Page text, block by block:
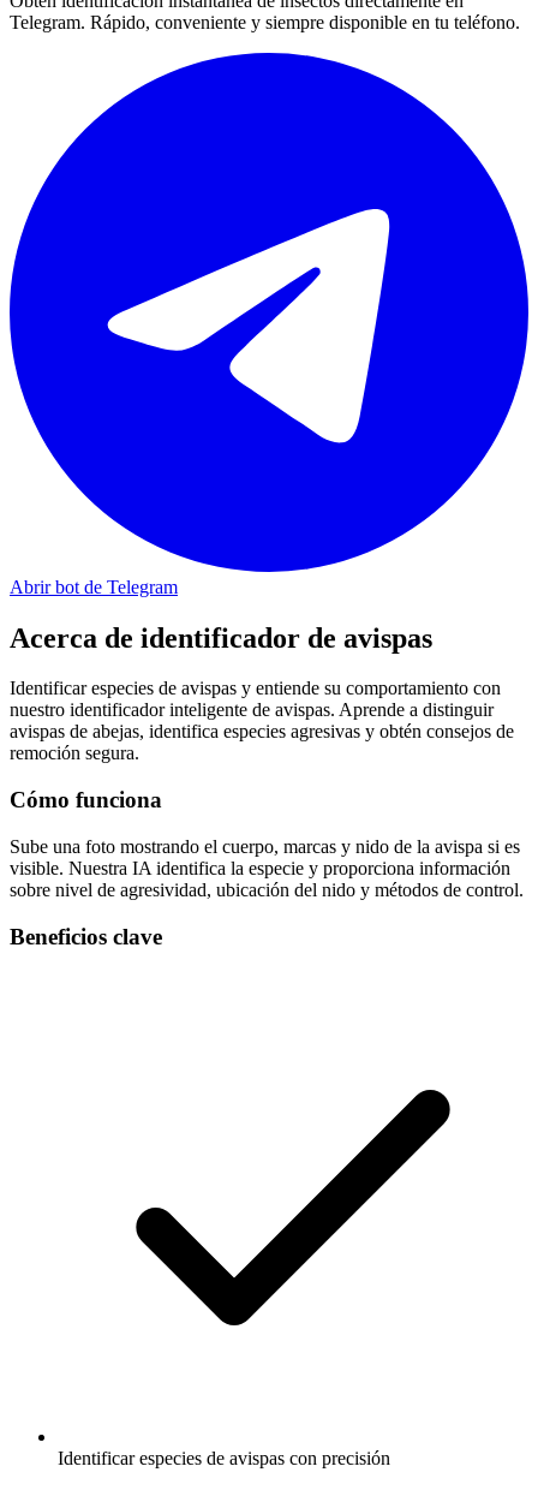
Telegram. Rápido, conveniente y siempre disponible en tu teléfono.
Abrir bot de Telegram
Acerca de identificador de avispas
Identificar especies de avispas y entiende su comportamiento con
nuestro identificador inteligente de avispas. Aprende a distinguir
avispas de abejas, identifica especies agresivas y obtén consejos de
remoción segura.
Cómo funciona
Sube una foto mostrando el cuerpo, marcas y nido de la avispa si es
visible. Nuestra IA identifica la especie y proporciona información
sobre nivel de agresividad, ubicación del nido y métodos de control.
Beneficios clave
Identificar especies de avispas con precisión